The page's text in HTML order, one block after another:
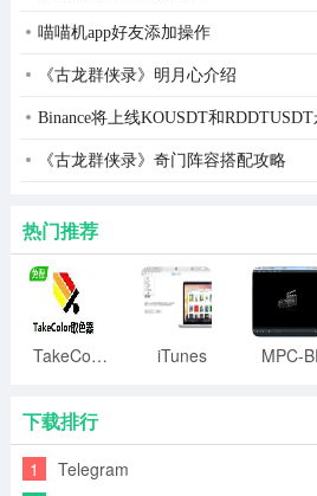
windecrypt.exe文件
3、双击exe文件，就可以进入pdf
喵喵机app好友添加操作
《古龙群侠录》明月心介绍
Binance将上线KOUSDT和
《古龙群侠录》奇门阵容搭配攻略
热门推荐
TakeColor取色器 iTunes MPC-
下载排行
1 Telegram